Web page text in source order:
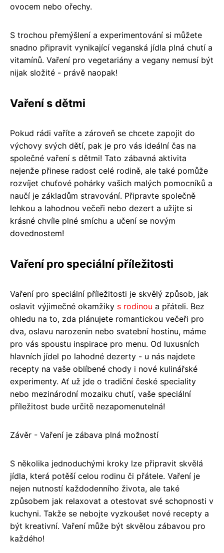
ovocem nebo ořechy.
S trochou přemýšlení a experimentování si můžete
snadno připravit vynikající veganská jídla plná chutí a
vitamínů. Vaření pro vegetariány a vegany nemusí být
nijak složité - právě naopak!
Vaření s dětmi
Pokud rádi vaříte a zároveň se chcete zapojit do
výchovy svých dětí, pak je pro vás ideální čas na
společné vaření s dětmi! Tato zábavná aktivita
nejenže přinese radost celé rodině, ale také pomůže
rozvíjet chuťové pohárky vašich malých pomocníků a
naučí je základům stravování. Připravte společně
lehkou a lahodnou večeři nebo dezert a užijte si
krásné chvíle plné smíchu a učení se novým
dovednostem!
Vaření pro speciální příležitosti
Vaření pro speciální příležitosti je skvělý způsob, jak
oslavit výjimečné okamžiky s rodinou a přáteli. Bez
ohledu na to, zda plánujete romantickou večeři pro
dva, oslavu narozenin nebo svatební hostinu, máme
pro vás spoustu inspirace pro menu. Od luxusních
hlavních jídel po lahodné dezerty - u nás najdete
recepty na vaše oblíbené chody i nové kulinářské
experimenty. Ať už jde o tradiční české speciality
nebo mezinárodní mozaiku chutí, vaše speciální
příležitost bude určitě nezapomenutelná!
Závěr - Vaření je zábava plná možností
S několika jednoduchými kroky lze připravit skvělá
jídla, která potěší celou rodinu či přátele. Vaření je
nejen nutností každodenního života, ale také
způsobem jak relaxovat a otestovat své schopnosti v
kuchyni. Takže se nebojte vyzkoušet nové recepty a
být kreativní. Vaření může být skvělou zábavou pro
každého!